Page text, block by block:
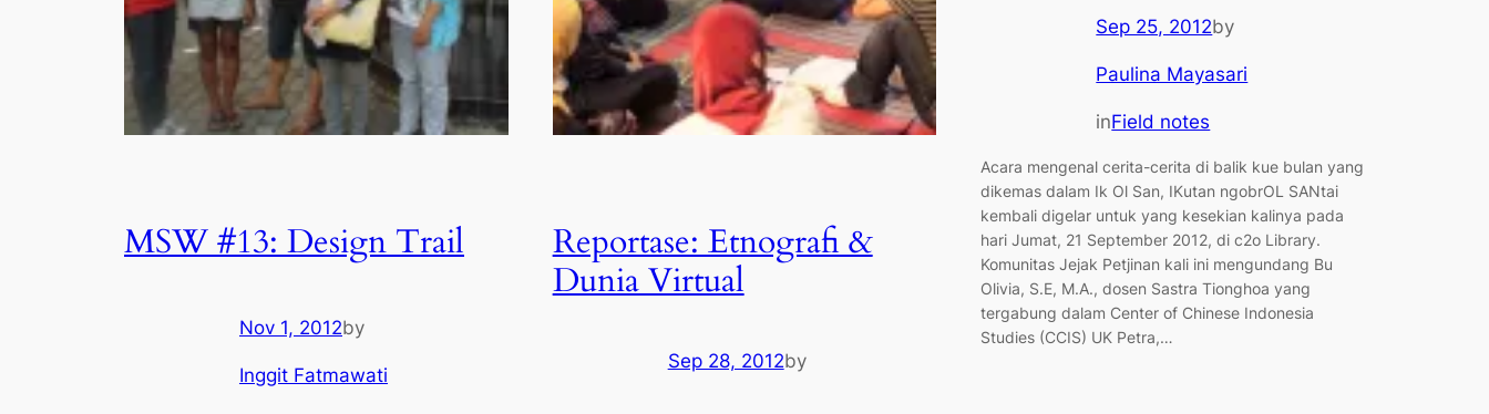
MSW #13: Design Trail
Nov 1, 2012by
Inggit Fatmawati
Reportase: Etnografi &
Dunia Virtual
Sep 28, 2012by
Sep 25, 2012by
Paulina Mayasari
inField notes
Acara mengenal cerita-cerita di balik kue bulan yang
dikemas dalam Ik Ol San, IKutan ngobrOL SANtai
kembali digelar untuk yang kesekian kalinya pada
hari Jumat, 21 September 2012, di c2o Library.
Komunitas Jejak Petjinan kali ini mengundang Bu
Olivia, S.E, M.A., dosen Sastra Tionghoa yang
tergabung dalam Center of Chinese Indonesia
Studies (CCIS) UK Petra,…